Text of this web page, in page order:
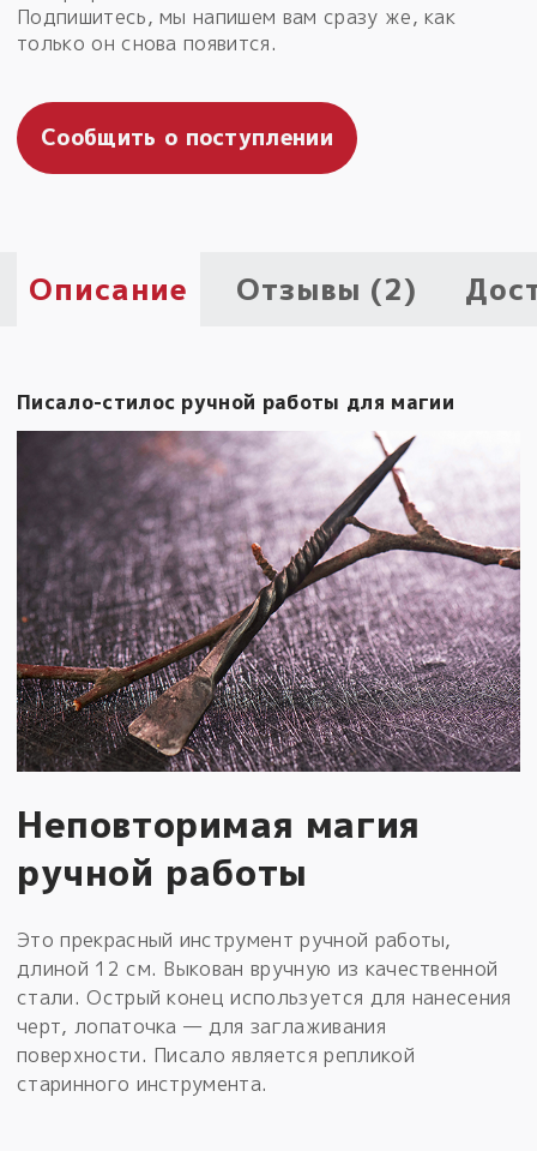
Пыльный сундучок
Товары со скидкой
Безоплатная доставка
на заказ от 4 тыс. руб. со скидкой
к заказу от 3 тыс. руб.
Подпишитесь, мы напишем вам сразу же, как
только он снова появится.
Сообщить о поступлении
Описание Отзывы (2)
Писало-стилос ручной работы для магии
Неповторимая магия
ручной работы
Это прекрасный инструмент ручной работы,
длиной 12 см. Выкован вручную из качественной
стали. Острый конец используется для нанесения
черт, лопаточка — для заглаживания
поверхности. Писало является репликой
старинного инструмента.